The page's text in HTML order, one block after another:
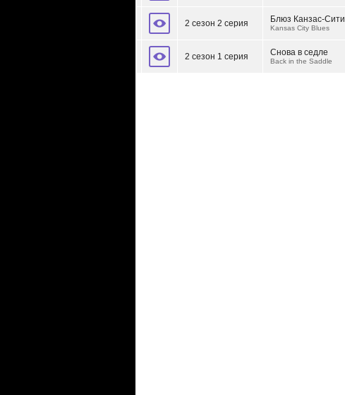
2 сезон 2 серия Блюз Канзас-Cити
Kansas City Blues
2 сезон 1 серия Снова в седле
Back in the Saddle